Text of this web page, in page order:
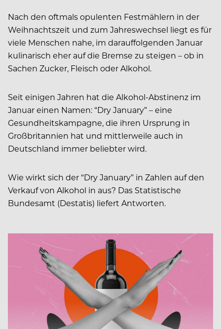
Nach den oftmals opulenten Festmählern in der
Weihnachtszeit und zum Jahreswechsel liegt es für
viele Menschen nahe, im darauffolgenden Januar
kulinarisch eher auf die Bremse zu steigen – ob in
Sachen Zucker, Fleisch oder Alkohol.
Seit einigen Jahren hat die Alkohol-Abstinenz im
Januar einen Namen: “Dry January” – eine
Gesundheitskampagne, die ihren Ursprung in
Großbritannien hat und mittlerweile auch in
Deutschland immer beliebter wird.
Wie wirkt sich der “Dry January” in Zahlen auf den
Verkauf von Alkohol in aus? Das Statistische
Bundesamt (Destatis) liefert Antworten.